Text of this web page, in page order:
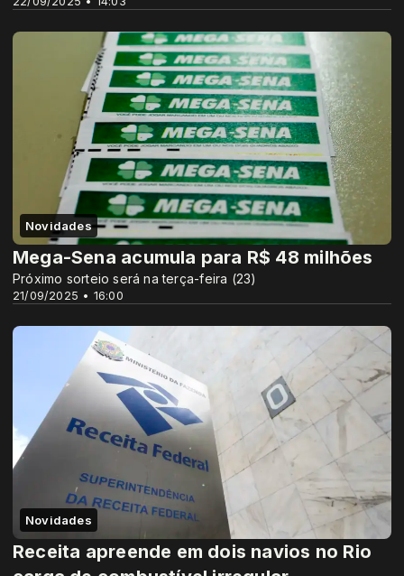
Novidades
21/09/2025 • 16:00
Mega-Sena acumula para R$ 48 milhões
Próximo sorteio será na terça-feira (23)
Novidades
Receita apreende em dois navios no Rio